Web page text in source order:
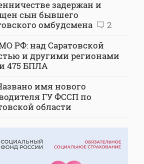
задержан и
сын бывшего
омбудсмена
2
РФ: над Саратовской
и другими регионами
475 БПЛА
имя нового
ГУ ФССП по
области